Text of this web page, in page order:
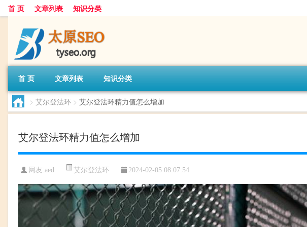
首 页 文章列表 知识分类
首 页 文章列表 知识分类
> 艾尔登法环 > 艾尔登法环精力值怎么增加
艾尔登法环精力值怎么增加
网友:aed 艾尔登法环 2024-02-05 08:07:54